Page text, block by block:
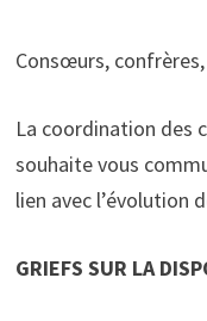
Consœurs, confrères,
La coordination des
souhaite vous
lien avec l’évolution
GRIEFS SUR LA